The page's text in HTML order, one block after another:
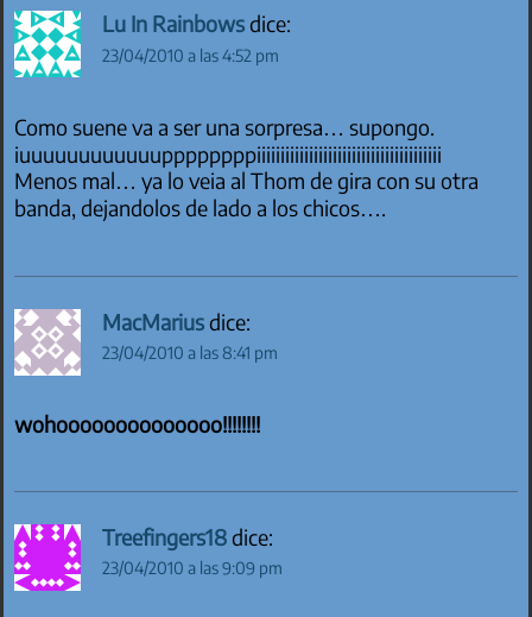
Lu In Rainbowsdice:
23/04/2010 a las 4:52 pm
Como suene va a ser una sorpresa… supongo.
iuuuuuuuuuuuuppppppppiiiiiiiiiiiiiiiiiiiiiiiiiiiiiiiiiiiiiii
Menos mal… ya lo veia al Thom de gira con su otra
banda, dejandolos de lado a los chicos….
MacMariusdice:
23/04/2010 a las 8:41 pm
wohoooooooooooooo!!!!!!!!
Treefingers18dice:
23/04/2010 a las 9:09 pm